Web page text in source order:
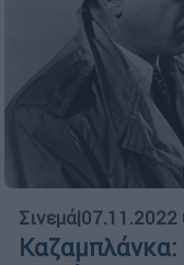
Σινεμά|07.11.2022
Καζαμπλάνκα: